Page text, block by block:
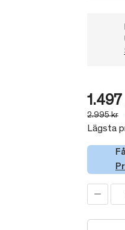
2.995 kr
Lägsta